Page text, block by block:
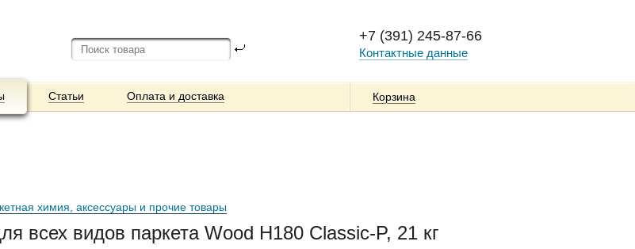
+7 (391) 245-87-66
Контактные данные
Статьи Оплата и доставка Корзина
химия, аксессуары и прочие товары
всех видов паркета Wood H180 Classic-P, 21 кг